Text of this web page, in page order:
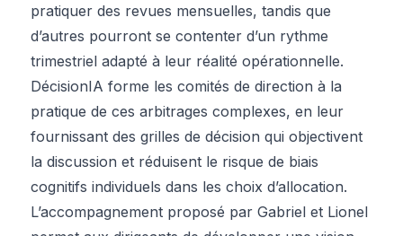
pratiquer des revues mensuelles, tandis que
d’autres pourront se contenter d’un rythme
trimestriel adapté à leur réalité opérationnelle.
DécisionIA forme les comités de direction à la
pratique de ces arbitrages complexes, en leur
fournissant des grilles de décision qui objectivent
la discussion et réduisent le risque de biais
cognitifs individuels dans les choix d’allocation.
L’accompagnement proposé par Gabriel et Lionel